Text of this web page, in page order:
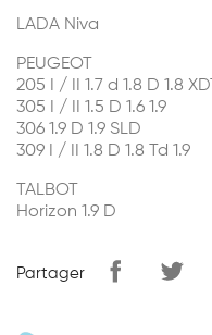
LADA Niva
PEUGEOT
205 I / II 1.7 d 1.8 D 1.8 XDT
305 I / II 1.5 D 1.6 1.9
306 1.9 D 1.9 SLD
309 I / II 1.8 D 1.8 Td 1.9
TALBOT
Horizon 1.9 D
Partager